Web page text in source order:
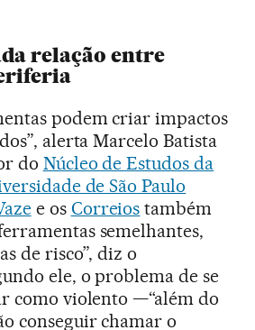
relação entre
podem criar impactos
alerta Marcelo Batista
do Núcleo de Estudos da
de São Paulo
e os Correios também
semelhantes,
de risco”, diz o
ele, o problema de se
como violento —“além do
conseguir chamar o